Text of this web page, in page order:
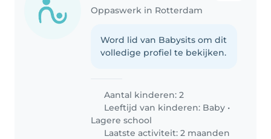
Oppaswerk in Rotterdam
Word lid van Babysits om dit
volledige profiel te bekijken.
Aantal kinderen: 2
Leeftijd van kinderen: Baby •
Lagere school
Laatste activiteit: 2 maanden